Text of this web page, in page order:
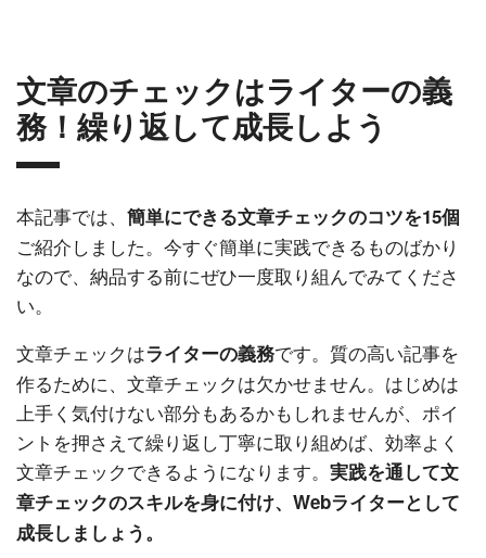
文章のチェックはライターの義
務！繰り返して成長しよう
本記事では、 簡単にできる文章チェックのコツを15個
ご紹介しました。今すぐ簡単に実践できるものばかり
なので、納品する前にぜひ一度取り組んでみてくださ
い。
文章チェックはライターの義務です。質の高い記事を
作るために、文章チェックは欠かせません。はじめは
上手く気付けない部分もあるかもしれませんが、ポイ
ントを押さえて繰り返し丁寧に取り組めば、効率よく
文章チェックできるようになります。 実践を通して文
章チェックのスキルを身に付け、Webライターとして
成長しましょう。